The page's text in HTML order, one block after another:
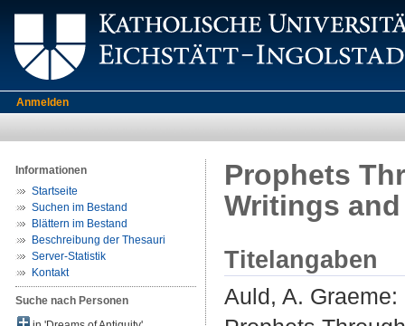
Anmelden
Informationen
Startseite
Suchen im Bestand
Blättern im Bestand
Beschreibung der Thesauri
Server-Statistik
Kontakt
Suche nach Personen
Prophets
Writings
Titelangaben
Auld, A. Graeme: